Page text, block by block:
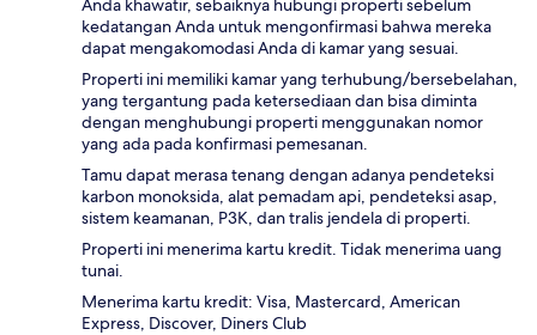
Anda khawatir, sebaiknya hubungi properti sebelum
kedatangan Anda untuk mengonfirmasi bahwa mereka
dapat mengakomodasi Anda di kamar yang sesuai.
Properti ini memiliki kamar yang terhubung/bersebelahan,
yang tergantung pada ketersediaan dan bisa diminta
dengan menghubungi properti menggunakan nomor
yang ada pada konfirmasi pemesanan.
Tamu dapat merasa tenang dengan adanya pendeteksi
karbon monoksida, alat pemadam api, pendeteksi asap,
sistem keamanan, P3K, dan tralis jendela di properti.
Properti ini menerima kartu kredit. Tidak menerima uang
tunai.
Menerima kartu kredit: Visa, Mastercard, American
Express, Discover, Diners Club